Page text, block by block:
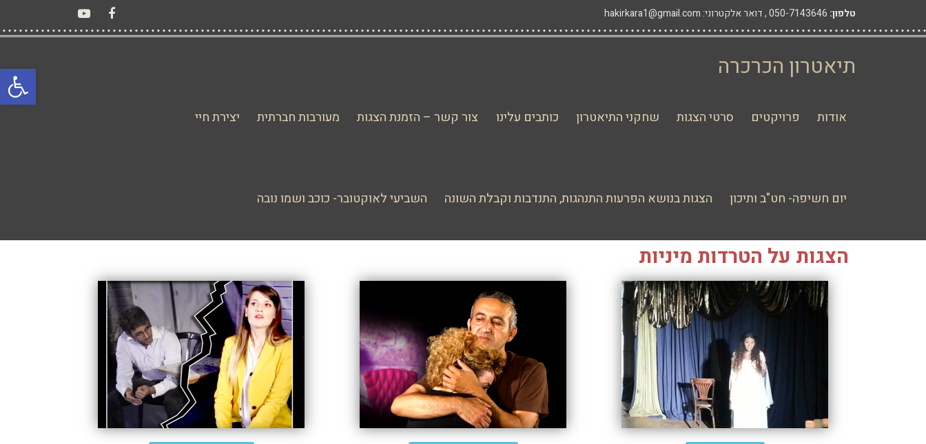
פתח
טלפון:
דואר אלקטרוני: hakirkara1@gmail.com
Facebook
YouTube
תיאטרון הכרכרה
אודות פרויקטים סרטי הצגות שחקני התיאטרון כותבים עלינו צור קשר – הזמנת הצגות מעורבות חברתית יצירת חיי
יום חשיפה- חט"ב ותיכון הצגות בנושא הפרעות התנהגות, התנדבות וקבלת השונה השביעי לאוקטובר- כוכב ושמו נובה
הצגות על הטרדות מיניות